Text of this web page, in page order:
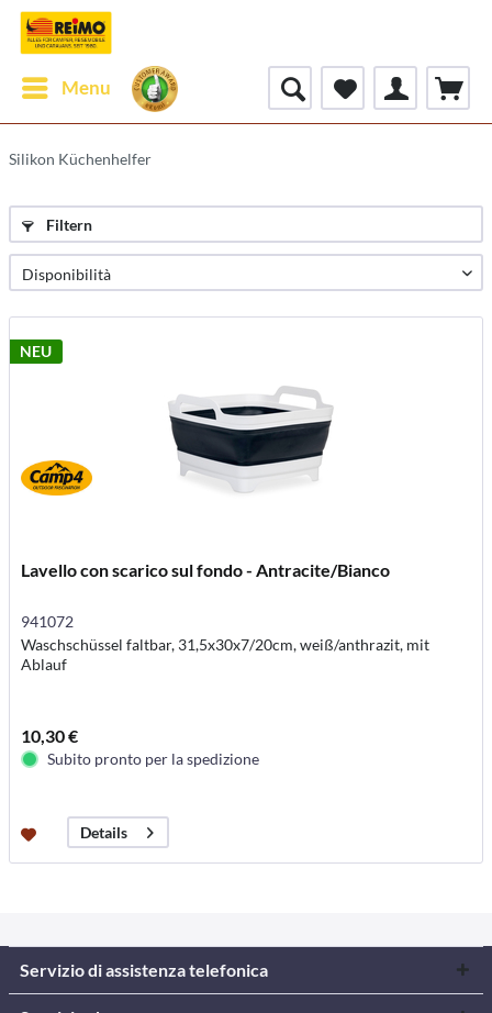
Menu
Silikon Küchenhelfer
Filtern
NEU
Lavello con scarico sul fondo - Antracite/Bianco
941072
Waschschüssel faltbar, 31,5x30x7/20cm, weiß/anthrazit, mit
Ablauf
10,30 €
Subito pronto per la spedizione
Details
Servizio di assistenza telefonica